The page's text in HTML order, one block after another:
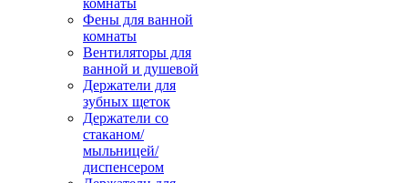
комнаты
Фены для ванной
комнаты
Вентиляторы для
ванной и душевой
Держатели для
зубных щеток
Держатели со
стаканом/
мыльницей/
диспенсером